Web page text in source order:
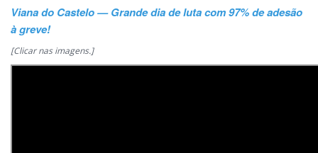
Viana do Castelo — Grande dia de luta com 97% de adesão
à greve!
[Clicar nas imagens.]